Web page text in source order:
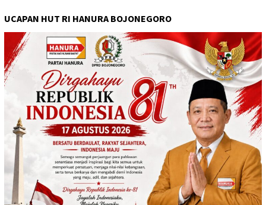
UCAPAN HUT RI HANURA BOJONEGORO